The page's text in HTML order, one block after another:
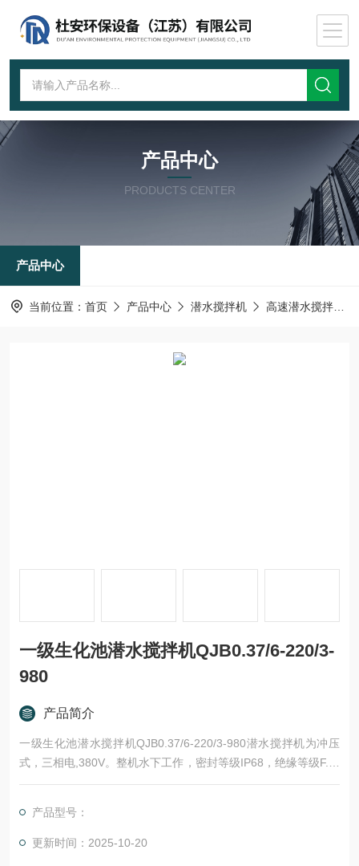
产品中心
PRODUCTS CENTER
产品中心
当前位置： 首页 产品中心 潜水搅拌机 高速潜水搅拌机
一级生化池潜水搅拌机QJB0.37/6-220/3-
980
产品简介
一级生化池潜水搅拌机QJB0.37/6-220/3-980潜水搅拌机为冲压
式，三相电,380V。整机水下工作，密封等级IP68，绝缘等级F.该
款式产品具有叶片大，切水面积大，同心度高,体积小，重量轻，
产品型号：
更新时间：2025-10-20